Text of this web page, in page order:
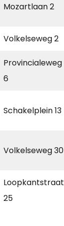
Mozartlaan 2
Volkelseweg 2
Provincialeweg
6
Schakelplein 13
Volkelseweg 30
Loopkantstraat
25